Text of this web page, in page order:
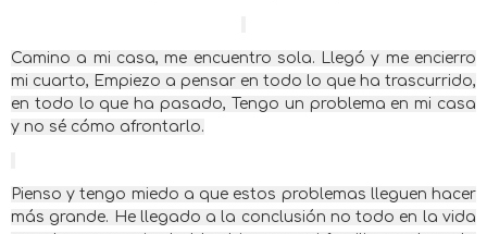
Camino a mi casa, me encuentro sola. Llegó y me encierro
mi cuarto, Empiezo a pensar en todo lo que ha trascurrido,
en todo lo que ha pasado, Tengo un problema en mi casa
y no sé cómo afrontarlo.
Pienso y tengo miedo a que estos problemas lleguen hacer
más grande. He llegado a la conclusión no todo en la vida